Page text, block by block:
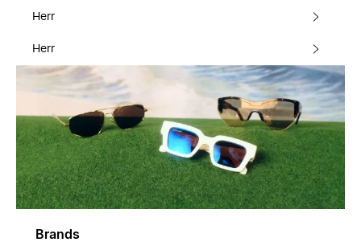
Herr
Herr
Brands